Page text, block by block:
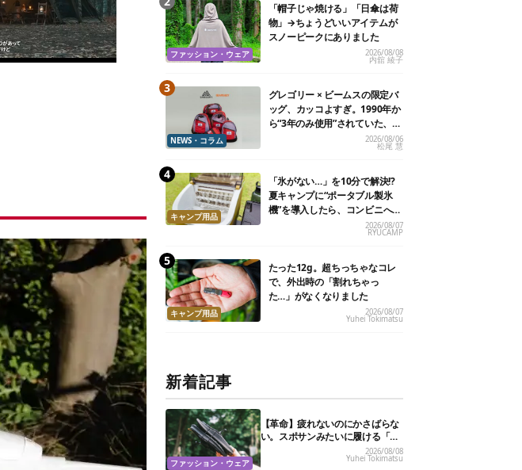
ファッション・ウェア
「帽子じゃ焼ける」「日傘は荷
物」→ちょうどいいアイテムが
スノーピークにありました
2026/08/08
内舘 綾子
NEWS・コラム
グレゴリー × ビームスの限定バ
ッグ、カッコよすぎ。1990年か
ら“3年のみ使用”されていた、紫
2026/08/06
松尾 慧
キャンプ用品
「氷がない…」を10分で解決!?
夏キャンプに“ポータブル製氷
機”を導入したら、コンビニへ走
2026/08/07
RYUCAMP
キャンプ用品
たった12g。超ちっちゃなコレ
で、外出時の「割れちゃっ
た…」がなくなりました
2026/08/07
Yuhei Tokimatsu
新着記事
ファッション・ウェア
【革命】疲れないのにかさばらな
い。スポサンみたいに履ける「リ
カバリーサンダル」が大本命！
2026/08/08
Yuhei Tokimatsu